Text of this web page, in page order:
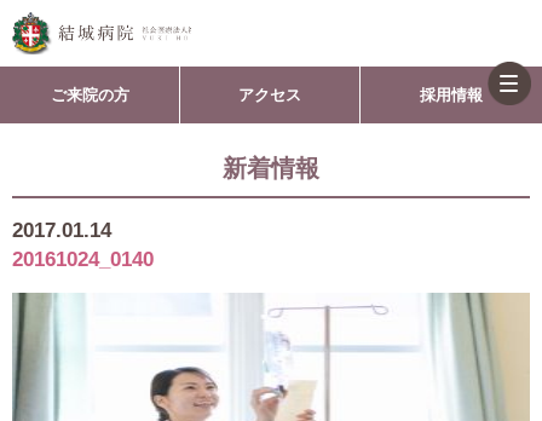
ご来院の方 アクセス 採用情報
新着情報
2017.01.14
20161024_0140